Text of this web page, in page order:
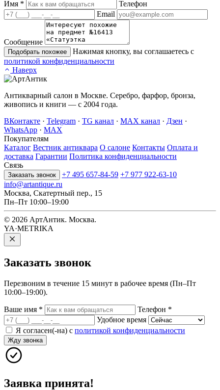
Имя *
Телефон
Email
Сообщение
Подобрать похожее
Нажимая кнопку, вы соглашаетесь с
политикой конфиденциальности
Наверх
Антикварный салон в Москве. Серебро, фарфор, бронза,
живопись и книги — с 2004 года.
ВКонтакте · Telegram · TG канал · MAX канал · Дзен ·
WhatsApp · MAX
Покупателям
Каталог Вестник антиквара О салоне Контакты Оплата и
доставка Гарантии Политика конфиденциальности
Связь
Заказать звонок +7 495 657-84-59 +7 977 922-63-10
info@artantique.ru
Москва, Скатертный пер., 15
Пн–Пт 10:00–19:00
© 2026 АртАнтик. Москва.
YA·METRIKA
Заказать звонок
Перезвоним в течение 15 минут в рабочее время (Пн–Пт
10:00–19:00).
Ваше имя * Телефон *
Удобное время
Я согласен(-на) с политикой конфиденциальности
Жду звонка
Заявка принята!